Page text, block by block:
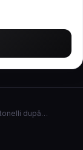
după…